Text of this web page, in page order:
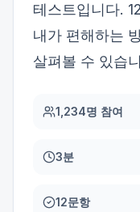
테스트입니다.
내가 편해하는
살펴볼 수 있습
1,234명 참여
3분
12문항